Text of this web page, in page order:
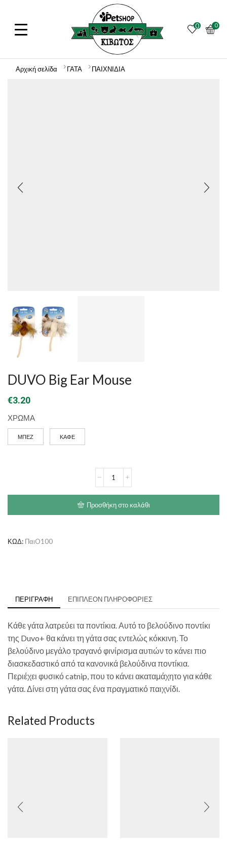
0 0
Αρχική σελίδα ΓΑΤΑ ΠΑΙΧΝΙΔΙΑ
DUVO Big Ear Mouse
€3.20
ΧΡΩΜΑ
ΜΠΕΖ ΚΑΦΕ
ποσότητα
Προσθήκη στο καλάθι
ΚΩΔ: ΠαιO100
ΠΕΡΙΓΡΑΦΉ ΕΠΙΠΛΈΟΝ ΠΛΗΡΟΦΟΡΊΕΣ
Κάθε γάτα λατρεύει τα ποντίκια. Αυτό το βελούδινο ποντίκι
της Duvo+ θα κάνει τη γάτα σας εντελώς κόκκινη. Το
βελούδινο μεγάλο τραγανό φινίρισμα αυτιών το κάνει πιο
διασκεδαστικό από τα κανονικά βελούδινα ποντίκια.
Περιέχει φυσικό catnip, που το κάνει ακαταμάχητο για κάθε
γάτα. Δίνει στη γάτα σας ένα πραγματικό παιχνίδι.
Related Products